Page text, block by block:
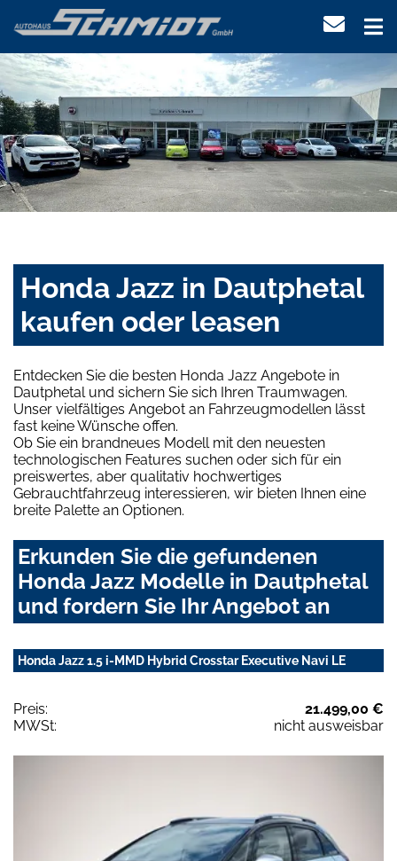
Honda Jazz in Dautphetal
kaufen oder leasen
Entdecken Sie die besten Honda Jazz Angebote in
Dautphetal und sichern Sie sich Ihren Traumwagen.
Unser vielfältiges Angebot an Fahrzeugmodellen lässt
fast keine Wünsche offen.
Ob Sie ein brandneues Modell mit den neuesten
technologischen Features suchen oder sich für ein
preiswertes, aber qualitativ hochwertiges
Gebrauchtfahrzeug interessieren, wir bieten Ihnen eine
breite Palette an Optionen.
Erkunden Sie die gefundenen
Honda Jazz Modelle in Dautphetal
und fordern Sie Ihr Angebot an
Honda Jazz 1.5 i-MMD Hybrid Crosstar Executive Navi LE
Preis:
21.499,00 €
MWSt:
nicht ausweisbar